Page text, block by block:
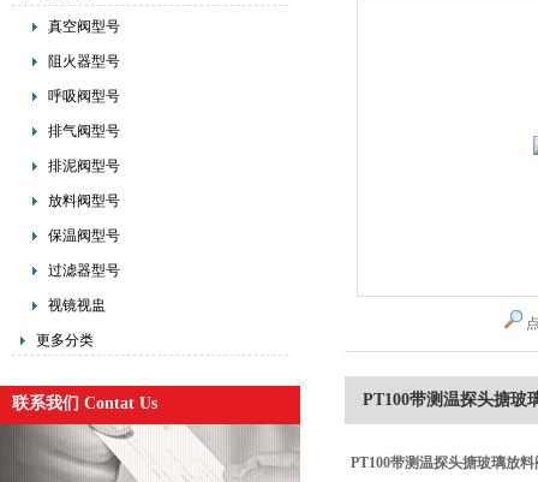
真空阀型号
阻火器型号
呼吸阀型号
排气阀型号
排泥阀型号
放料阀型号
保温阀型号
过滤器型号
视镜视盅
更多分类
联系我们 Contat Us PT100带测温探头搪玻
PT100带测温探头搪玻璃放料